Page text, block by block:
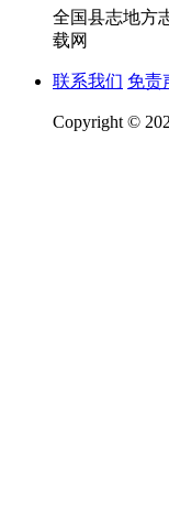
全国县志地方
载网
联系我们 免责
Copyright ©